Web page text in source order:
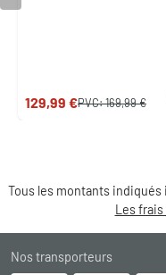
129,99 €PVC:169,99 €
Tous les montants indiqués
Les
Nos transporteurs